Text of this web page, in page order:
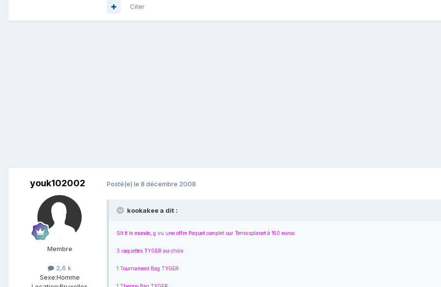
Citer
youk102002
Membre
2,6 k
Sexe:Homme
Posté(e) le 8 décembre 2008
kookakee a dit :
Slt tt le monde, g vu une offre Paquet complet sur Tennisplanet à 150 euros:
3 raquettes TYGER au choix
1 Tournament Bag TYGER